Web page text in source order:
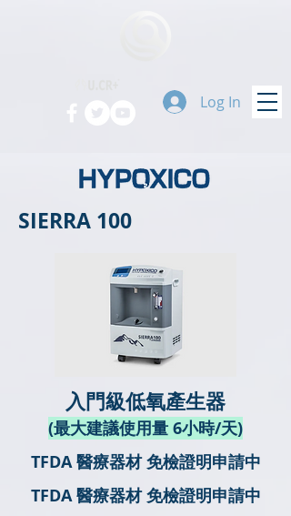
Log In
SIERRA 100
入門級低氧產生器
​(最大建議使用量 6小時/天)
TFDA 醫療器材 免檢證明申請中
TFDA 醫療器材 免檢證明申請中